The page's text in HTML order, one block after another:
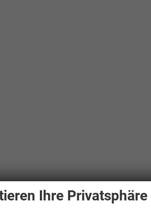
Ihre Privatsphäre